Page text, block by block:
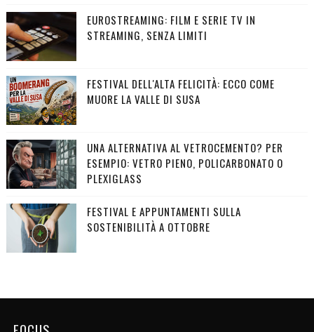
EUROSTREAMING: FILM E SERIE TV IN
STREAMING, SENZA LIMITI
FESTIVAL DELL'ALTA FELICITÀ: ECCO COME
MUORE LA VALLE DI SUSA
UNA ALTERNATIVA AL VETROCEMENTO? PER
ESEMPIO: VETRO PIENO, POLICARBONATO O
PLEXIGLASS
FESTIVAL E APPUNTAMENTI SULLA
SOSTENIBILITÀ A OTTOBRE